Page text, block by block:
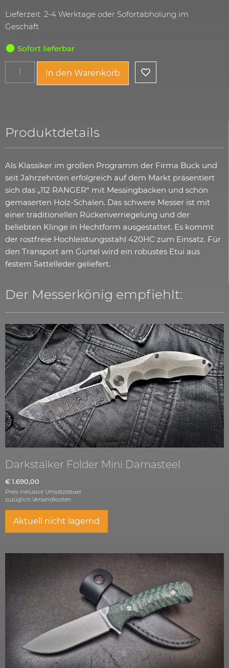
Lieferzeit: 2-4 Werktage oder Sofortabholung im
Geschäft
Sofort lieferbar
In den Warenkorb
Produktdetails
Als Klassiker im großen Programm der Firma Buck und
seit Jahrzehnten erfolgreich auf dem Markt präsentiert
sich das „112 RANGER“ mit Messingbacken und schön
gemaserten Holz-Schalen. Das schwere Messer ist mit
einer traditionellen Rückenverriegelung und der
beliebten Klinge in Hechtform ausgestattet. Es kommt
der rostfreie Hochleistungsstahl 420HC zum Einsatz. Für
den Transport am Gürtel wird ein robustes Etui aus
festem Sattelleder geliefert.
Der Messerkönig empfiehlt:
Darkstalker Folder Mini Damasteel
€ 1.690,00
Preis inklusive Umsatzsteuer
zuzüglich Versandkosten.
Aktuell nicht lagernd